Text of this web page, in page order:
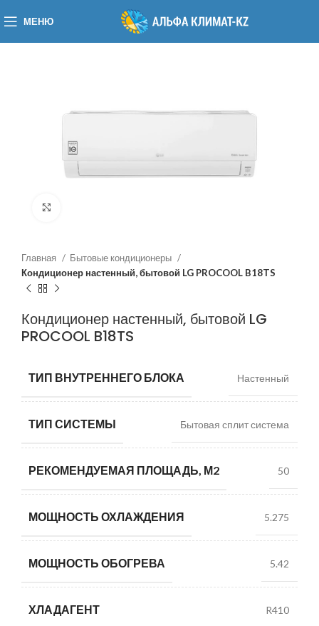
МЕНЮ
Главная
Бытовые кондиционеры
Кондиционер настенный, бытовой LG PROCOOL B18TS
Кондиционер настенный, бытовой LG
PROCOOL B18TS
ТИП ВНУТРЕННЕГО БЛОКА Настенный
ТИП СИСТЕМЫ Бытовая сплит система
РЕКОМЕНДУЕМАЯ ПЛОЩАДЬ, М2 50
МОЩНОСТЬ ОХЛАЖДЕНИЯ 5.275
МОЩНОСТЬ ОБОГРЕВА 5.42
ХЛАДАГЕНТ R410